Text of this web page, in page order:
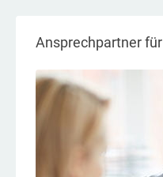
Ansprechpartner für